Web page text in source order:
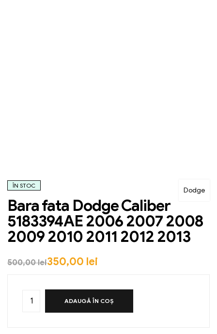
Dodge
ÎN STOC
Bara fata Dodge Caliber
5183394AE 2006 2007 2008
2009 2010 2011 2012 2013
500,00lei350,00 lei
ADAUGĂ ÎN COȘ